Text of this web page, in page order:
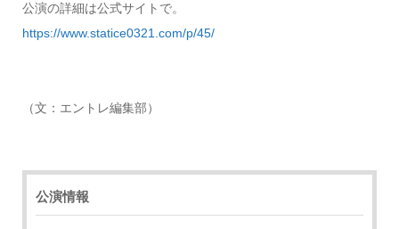
公演の詳細は公式サイトで。
https://www.statice0321.com/p/45/
（文：エントレ編集部）
公演情報